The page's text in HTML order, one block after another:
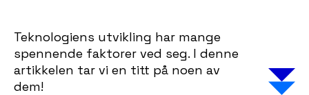
Teknologiens utvikling har mange
spennende faktorer ved seg. I denne
artikkelen tar vi en titt på noen av
dem!